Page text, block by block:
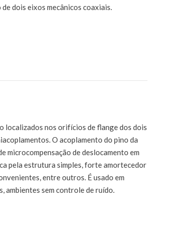
dois eixos mecânicos coaxiais.
localizados nos orifícios de flange dos dois
O acoplamento do pino da
microcompensação de deslocamento em
pela estrutura simples, forte amortecedor
entre outros. É usado em
ambientes sem controle de ruído.